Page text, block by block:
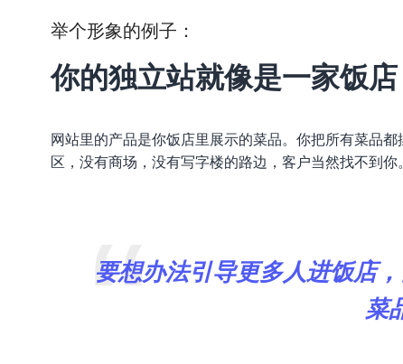
举个形象的例子：
你的独立站就像是一家饭店
网站里的产品是你饭店里展示的菜品。你把所有菜品
区，没有商场，没有写字楼的路边，客户当然找不到你。
要想办法引导更多人进饭店
菜